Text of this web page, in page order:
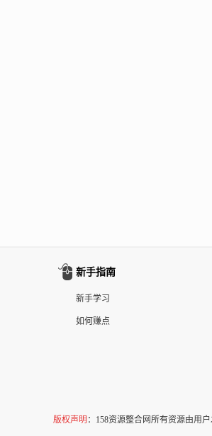
新手指南
新手学习
如何赚点
版权声明 ：158资源整合网所有资源由用